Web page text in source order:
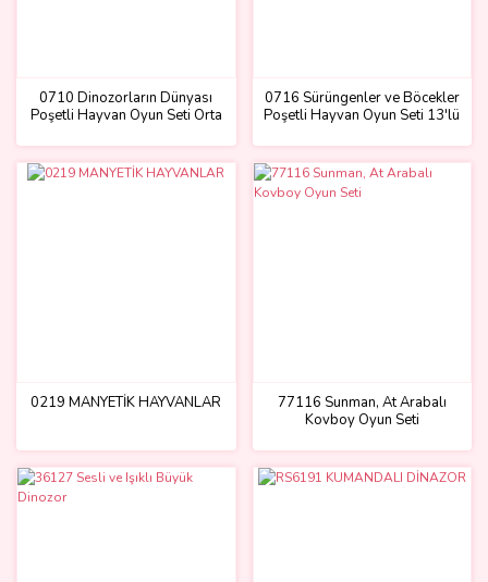
0710 Dinozorların Dünyası
Poşetli Hayvan Oyun Seti Orta
0716 Sürüngenler ve Böcekler
Poşetli Hayvan Oyun Seti 13'lü
0219 MANYETİK HAYVANLAR
77116 Sunman, At Arabalı
Kovboy Oyun Seti